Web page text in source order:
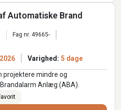
Automatiske Brand
Fag nr. 49665-
Varighed: 5 dage
projektere mindre og
Anlæg (ABA).